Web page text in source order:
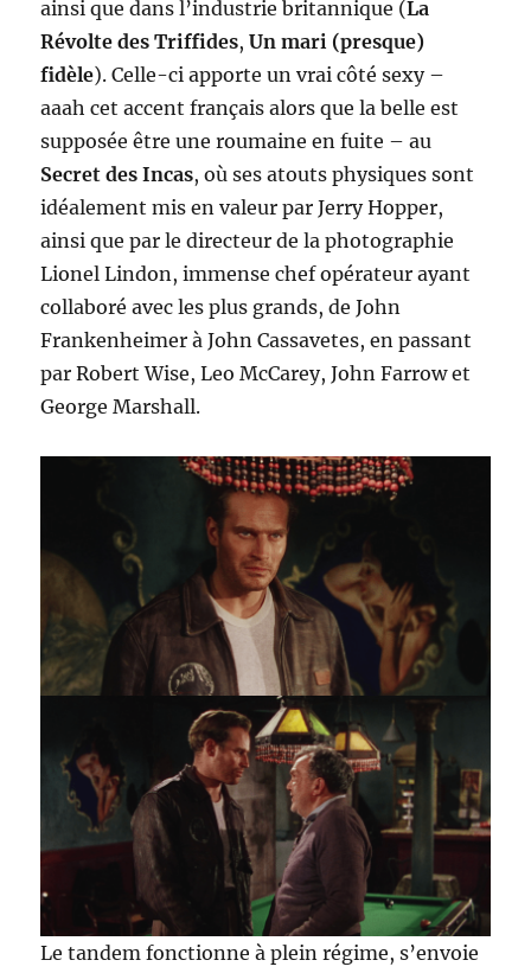
ainsi que dans l’industrie britannique (La
Révolte des Triffides,Un mari (presque)
fidèle). Celle-ci apporte un vrai côté sexy –
aaah cet accent français alors que la belle est
supposée être une roumaine en fuite – au
Secret des Incas, où ses atouts physiques sont
idéalement mis en valeur par Jerry Hopper,
ainsi que par le directeur de la photographie
Lionel Lindon, immense chef opérateur ayant
collaboré avec les plus grands, de John
Frankenheimer à John Cassavetes, en passant
par Robert Wise, Leo McCarey, John Farrow et
George Marshall.
Le tandem fonctionne à plein régime, s’envoie